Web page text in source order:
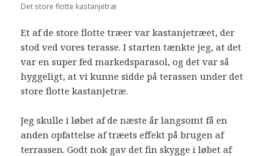
Det store flotte kastanjetræ
Et af de store flotte træer var kastanjetræet, der
stod ved vores terasse. I starten tænkte jeg, at det
var en super fed markedsparasol, og det var så
hyggeligt, at vi kunne sidde på terassen under det
store flotte kastanjetræ.
Jeg skulle i løbet af de næste år langsomt få en
anden opfattelse af træets effekt på brugen af
terrassen. Godt nok gav det fin skygge i løbet af